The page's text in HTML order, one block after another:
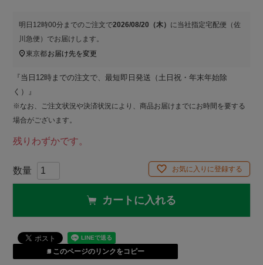
明日 12時00分 までのご注文で2026/08/20（木） に当社指定宅配便（佐
川急便） でお届けします。
東京都お届け先を変更
『当日12時までの注文で、最短即日発送（土日祝・年末年始除
く）』
※なお、ご注文状況や決済状況により、商品お届けまでにお時間を要する
場合がございます。
残りわずかです。
お気に入りに登録する
カートに入れる
このページのリンクをコピー